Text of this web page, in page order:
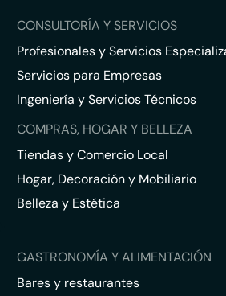
CONSULTORÍA Y SERVICIOS
Profesionales y Servicios
Servicios para Empresas
Ingeniería y Servicios Técnicos
COMPRAS, HOGAR Y BELLEZA
Tiendas y Comercio Local
Hogar, Decoración y Mobiliario
Belleza y Estética
GASTRONOMÍA Y ALIMENTACIÓN
Bares y restaurantes